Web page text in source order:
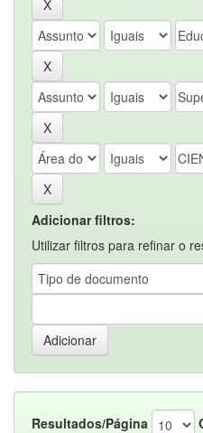
Adicionar filtros:
Utilizar filtros para refinar o
Resultados/Página